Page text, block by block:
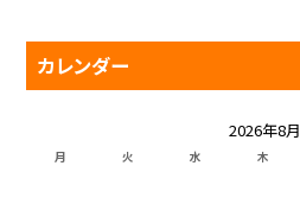
カレンダー
2026年8月
月 火 水 木